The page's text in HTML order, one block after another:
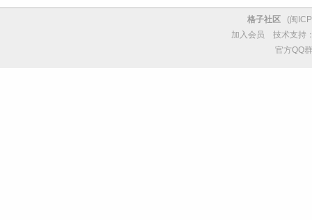
格子社区 (闽
加入会员
技术支持
官方QQ